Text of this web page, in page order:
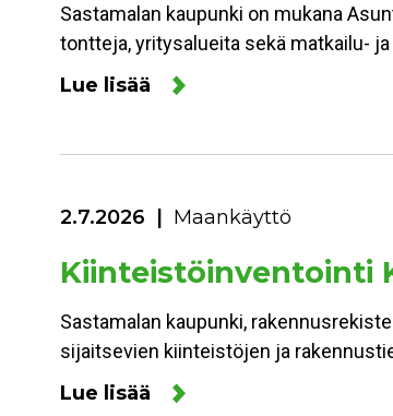
Sastamalan kaupunki on mukana
tontteja, yritysalueita sekä matkailu-
Lue lisää
2.7.2026 Maankäyttö
Kiinteistöinventointi
Sastamalan kaupunki,
sijaitsevien kiinteistöjen ja
Lue lisää